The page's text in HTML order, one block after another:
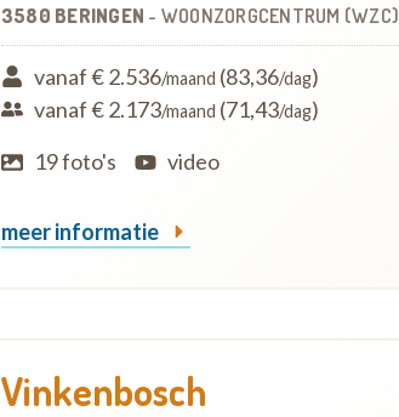
3580 BERINGEN - WOONZORGCENTRUM (WZC)
vanaf € 2.536/maand (83,36/dag)
vanaf € 2.173/maand (71,43/dag)
19 foto's
video
meer informatie
Vinkenbosch